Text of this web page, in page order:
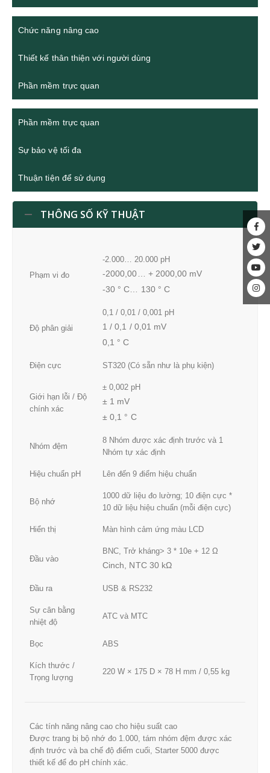
Chức năng nâng cao
Thiết kế thân thiện với người dùng
Phần mềm trực quan
Phần mềm trực quan
Sự bảo vệ tối đa
Thuận tiện để sử dụng
THÔNG SỐ KỸ THUẬT
Phạm vi đo
-2.000… 20.000 pH
-2000,00… + 2000,00 mV
-30 ° C… 130 ° C
Độ phân giải
0,1 / 0,01 / 0,001 pH
1 / 0,1 / 0,01 mV
0,1 ° C
Điện cực ST320 (Có sẵn như là phụ kiện)
Giới hạn lỗi / Độ
chính xác
± 0,002 pH
± 1 mV
± 0,1 ° C
Nhóm đệm
8 Nhóm được xác định trước và 1
Nhóm tự xác định
Hiệu chuẩn pH Lên đến 9 điểm hiệu chuẩn
Bộ nhớ
1000 dữ liệu đo lường; 10 điện cực *
10 dữ liệu hiệu chuẩn (mỗi điện cực)
Hiển thị Màn hình cảm ứng màu LCD
Đầu vào
BNC, Trở kháng> 3 * 10e + 12 Ω
Cinch, NTC 30 kΩ
Đầu ra USB & RS232
Sự cân bằng
nhiệt độ
ATC và MTC
Bọc ABS
Kích thước /
Trọng lượng
220 W × 175 D × 78 H mm / 0,55 kg
Các tính năng nâng cao cho hiệu suất cao
Được trang bị bộ nhớ đo 1.000, tám nhóm đệm được xác
định trước và ba chế độ điểm cuối, Starter 5000 được
thiết kế để đo pH chính xác.